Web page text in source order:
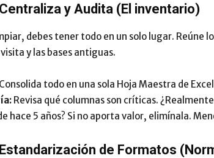
y Audita (El inventario)
debes tener todo en un solo lugar. Reúne
y las bases antiguas.
Consolida todo en una sola Hoja Maestra de
Revisa qué columnas son críticas.
hace 5 años? Si no aporta valor, elimínala.
de Formatos